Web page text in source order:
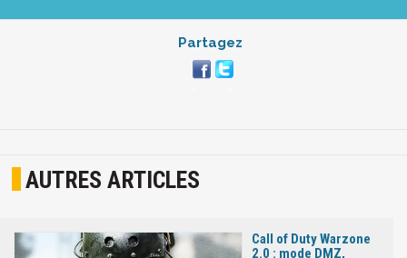
Partagez
AUTRES ARTICLES
Call of Duty Warzone
2.0 : mode DMZ,